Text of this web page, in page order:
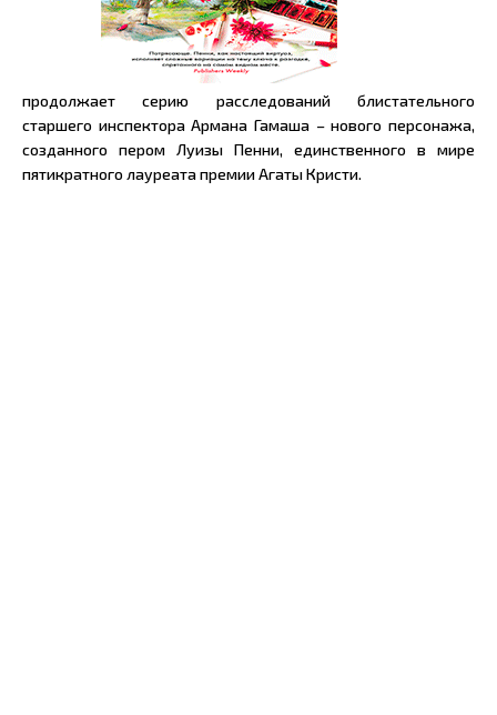
продолжает серию расследований блистательного
старшего инспектора Армана Гамаша – нового персонажа,
созданного пером Луизы Пенни, единственного в мире
пятикратного лауреата премии Агаты Кристи.